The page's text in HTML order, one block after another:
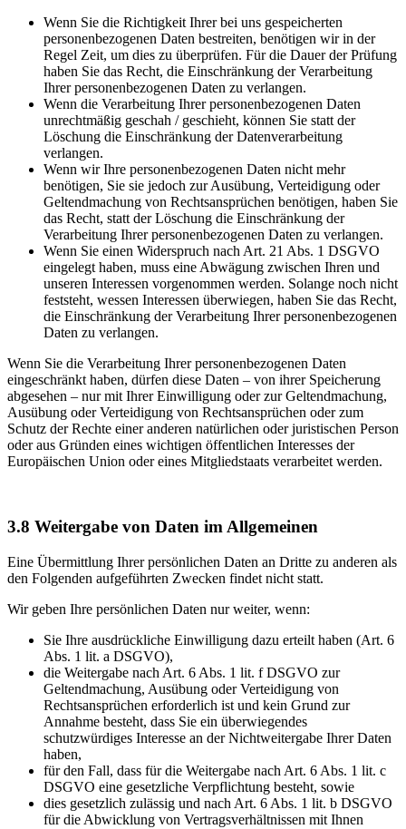
Wenn Sie die Richtigkeit Ihrer bei uns gespeicherten
personenbezogenen Daten bestreiten, benötigen wir in der
Regel Zeit, um dies zu überprüfen. Für die Dauer der Prüfung
haben Sie das Recht, die Einschränkung der Verarbeitung
Ihrer personenbezogenen Daten zu verlangen.
Wenn die Verarbeitung Ihrer personenbezogenen Daten
unrechtmäßig geschah / geschieht, können Sie statt der
Löschung die Einschränkung der Datenverarbeitung
verlangen.
Wenn wir Ihre personenbezogenen Daten nicht mehr
benötigen, Sie sie jedoch zur Ausübung, Verteidigung oder
Geltendmachung von Rechtsansprüchen benötigen, haben Sie
das Recht, statt der Löschung die Einschränkung der
Verarbeitung Ihrer personenbezogenen Daten zu verlangen.
Wenn Sie einen Widerspruch nach Art. 21 Abs. 1 DSGVO
eingelegt haben, muss eine Abwägung zwischen Ihren und
unseren Interessen vorgenommen werden. Solange noch nicht
feststeht, wessen Interessen überwiegen, haben Sie das Recht,
die Einschränkung der Verarbeitung Ihrer personenbezogenen
Daten zu verlangen.
Wenn Sie die Verarbeitung Ihrer personenbezogenen Daten
eingeschränkt haben, dürfen diese Daten – von ihrer Speicherung
abgesehen – nur mit Ihrer Einwilligung oder zur Geltendmachung,
Ausübung oder Verteidigung von Rechtsansprüchen oder zum
Schutz der Rechte einer anderen natürlichen oder juristischen Person
oder aus Gründen eines wichtigen öffentlichen Interesses der
Europäischen Union oder eines Mitgliedstaats verarbeitet werden.
3.8 Weitergabe von Daten im Allgemeinen
Eine Übermittlung Ihrer persönlichen Daten an Dritte zu anderen als
den Folgenden aufgeführten Zwecken findet nicht statt.
Wir geben Ihre persönlichen Daten nur weiter, wenn:
Sie Ihre ausdrückliche Einwilligung dazu erteilt haben (Art. 6
Abs. 1 lit. a DSGVO),
die Weitergabe nach Art. 6 Abs. 1 lit. f DSGVO zur
Geltendmachung, Ausübung oder Verteidigung von
Rechtsansprüchen erforderlich ist und kein Grund zur
Annahme besteht, dass Sie ein überwiegendes
schutzwürdiges Interesse an der Nichtweitergabe Ihrer Daten
haben,
für den Fall, dass für die Weitergabe nach Art. 6 Abs. 1 lit. c
DSGVO eine gesetzliche Verpflichtung besteht, sowie
dies gesetzlich zulässig und nach Art. 6 Abs. 1 lit. b DSGVO
für die Abwicklung von Vertragsverhältnissen mit Ihnen